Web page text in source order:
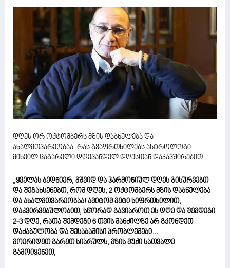
დღეს ორ ოქტომბერს მზის დაბნელება და
ახალმთვარეობაა. რას გვაფრთხილებს ასტროლოგი
მიხეილ ცაგარელი დღევანდელ დღესთან დაკავშირებით:
„ყველას ბედნიერ, მშვიდ და ჰარმონიულ დღეს გისურვებთ
და შეგახსენებთ, რომ დღეს, 2 ოქტომბერს მზის დაბნელება
და ახალმთვარეობაა! ამიტომ მეტი სიფრთხილით,
დაკვირვებულობით, სწორად გავიაროთ ეს დღე და შემდეგი
2-3 დღე, რათა შემდეგი 6 თვის მანძილზე არ გქონდეთ
დაძაბულობა და შესაბამისი პრობლემები…
მოერიდეთ გარეთ სიარულს, მზის მუქი სათვალე
გამოიყენეთ,